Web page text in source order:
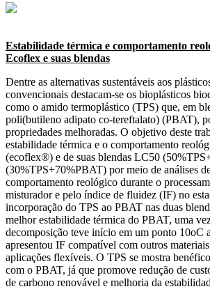
Estabilidade térmica e comportamento
Ecoflex e suas blendas
Dentre as alternativas sustentáveis aos
convencionais destacam-se os bioplásticos
como o amido termoplástico (TPS) que, em
poli(butileno adipato co-tereftalato) (PBAT),
propriedades melhoradas. O objetivo deste
estabilidade térmica e o comportamento
(ecoflex®) e de suas blendas LC50
(30%TPS+70%PBAT) por meio de análises
comportamento reológico durante o
misturador e pelo índice de fluidez (IF) no
incorporação do TPS ao PBAT nas duas
melhor estabilidade térmica do PBAT, uma
decomposição teve início em um ponto 10oC
apresentou IF compatível com outros
aplicações flexíveis. O TPS se mostra
com o PBAT, já que promove redução de
de carbono renovável e melhoria da